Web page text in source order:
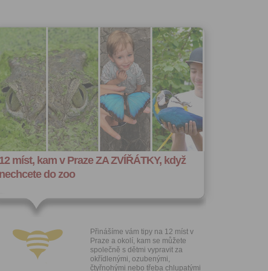
12 míst, kam v Praze ZA ZVÍŘÁTKY, když
nechcete do zoo
Přinášíme vám tipy na 12 míst v
Praze a okolí, kam se můžete
společně s dětmi vypravit za
okřídlenými, ozubenými,
čtyřnohými nebo třeba chlupatými
že jste
s